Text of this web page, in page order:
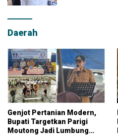
Daerah
Genjot Pertanian Modern,
Bupati Targetkan Parigi
Moutong Jadi Lumbung